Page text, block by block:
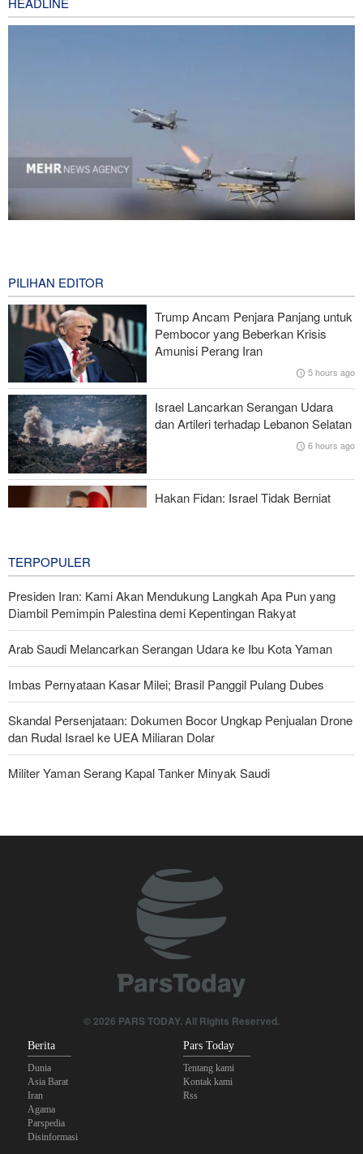
Brigjen Akrami Nia: Artesh dalam Kondisi Siaga Penuh
Foreign Policy: Riyadh Terjepit di Antara Iran dan Ansarullah,
Kebijakan Ini Gagal
Brigjen Ebnolreza: Teknologi Iran Lebih Unggul daripada Sistem
Impor Mana Pun di Kawasan
Mengapa AS Nyaris Kehabisan Senjata dalam perang melawan
Iran?
PILIHAN EDITOR
Trump Ancam Penjara Panjang untuk
Pembocor yang Beberkan Krisis
Amunisi Perang Iran
5 hours ago
Israel Lancarkan Serangan Udara
dan Artileri terhadap Lebanon Selatan
6 hours ago
Hakan Fidan: Israel Tidak Berniat
TERPOPULER
Presiden Iran: Kami Akan Mendukung Langkah Apa Pun yang
Diambil Pemimpin Palestina demi Kepentingan Rakyat
Arab Saudi Melancarkan Serangan Udara ke Ibu Kota Yaman
Imbas Pernyataan Kasar Milei; Brasil Panggil Pulang Dubes
Skandal Persenjataan: Dokumen Bocor Ungkap Penjualan Drone
dan Rudal Israel ke UEA Miliaran Dolar
Militer Yaman Serang Kapal Tanker Minyak Saudi
Legislator Iran: AS Akan Segera Diusir dari Kawasan dan Semua
Dua Orang di UEA Ditahan karena Sebarkan Foto Ledakan Jebel
© 2026 PARS TODAY. All Rights Reserved.
Berita
Dunia
Asia Barat
Iran
Agama
Parspedia
Disinformasi
Pars Today
Tentang kami
Kontak kami
Rss